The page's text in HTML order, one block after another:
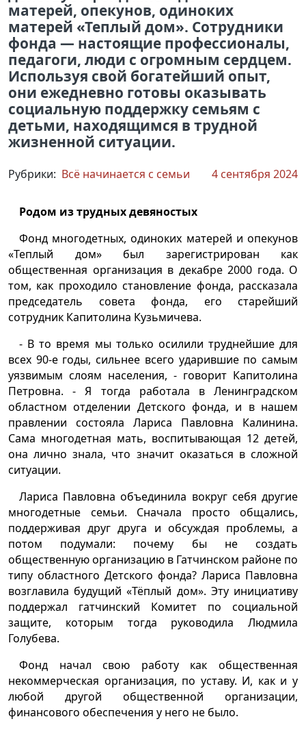
матерей, опекунов, одиноких
матерей «Теплый дом». Сотрудники
фонда — настоящие профессионалы,
педагоги, люди с огромным сердцем.
Используя свой богатейший опыт,
они ежедневно готовы оказывать
социальную поддержку семьям с
детьми, находящимся в трудной
жизненной ситуации.
Рубрики: Всё начинается с семьи 4 сентября 2024
Родом из трудных девяностых
Фонд многодетных, одиноких матерей и опекунов
«Теплый дом» был зарегистрирован как
общественная организация в декабре 2000 года. О
том, как проходило становление фонда, рассказала
председатель совета фонда, его старейший
сотрудник Капитолина Кузьмичева.
- В то время мы только осилили труднейшие для
всех 90-е годы, сильнее всего ударившие по самым
уязвимым слоям населения, - говорит Капитолина
Петровна. - Я тогда работала в Ленинградском
областном отделении Детского фонда, и в нашем
правлении состояла Лариса Павловна Калинина.
Сама многодетная мать, воспитывающая 12 детей,
она лично знала, что значит оказаться в сложной
ситуации.
Лариса Павловна объединила вокруг себя другие
многодетные семьи. Сначала просто общались,
поддерживая друг друга и обсуждая проблемы, а
потом подумали: почему бы не создать
общественную организацию в Гатчинском районе по
типу областного Детского фонда? Лариса Павловна
возглавила будущий «Тёплый дом». Эту инициативу
поддержал гатчинский Комитет по социальной
защите, которым тогда руководила Людмила
Голубева.
Фонд начал свою работу как общественная
некоммерческая организация, по уставу. И, как и у
любой другой общественной организации,
финансового обеспечения у него не было.